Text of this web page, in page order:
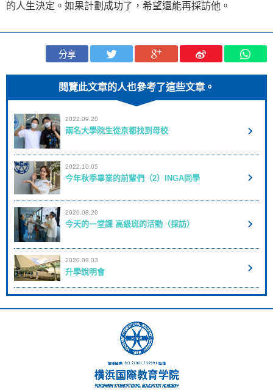
的人生決定。如果計劃成功了，希望還能再採訪他。
分享
閱覽此文章的人也參考了這些文章。
2022.09.20
兩名大學院生從京都找到母校
2022.10.05
今年秋季畢業的前輩們（2）INGA同學
2020.08.20
今天的一堂課 高級班的活動（採訪）
2020.09.03
升學說明會